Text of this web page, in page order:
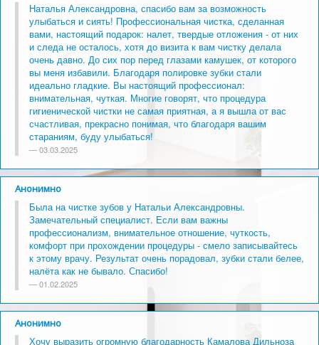
Наталья Александровна, спасибо вам за возможность
улыбаться и сиять! Профессиональная чистка, сделанная
вами, настоящий подарок: налет, твердые отложения - от них
и следа не осталось, хотя до визита к вам чистку делала
очень давно. До сих пор перед глазами камушек, от которого
вы меня избавили. Благодаря полировке зубки стали
идеально гладкие. Вы настоящий профессионал:
внимательная, чуткая. Многие говорят, что процедура
гигиенической чистки не самая приятная, а я вышла от вас
счастливая, прекрасно понимая, что благодаря вашим
стараниям, буду улыбаться!
03.03.2025
Анонимно
Была на чистке зубов у Натальи Александровны.
Замечательный специалист. Если вам важны
профессионализм, внимательное отношение, чуткость,
комфорт при прохождении процедуры - смело записывайтесь
к этому врачу. Результат очень порадовал, зубки стали белее,
налёта как не бывало. Спасибо!
01.02.2025
Анонимно
Хочу выразить огромную благодарность Камалова Дильноза